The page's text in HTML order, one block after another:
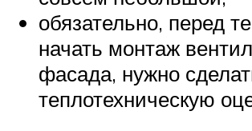
обязательно, перед
начать монтаж
фасада, нужно
теплотехническую